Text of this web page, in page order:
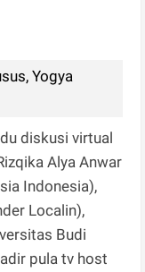
Yogya
diskusi virtual
Alya Anwar
Indonesia),
Localin),
Budi
pula tv host